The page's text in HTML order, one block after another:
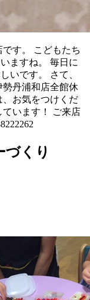
す。 こどもたち
ますね。 毎日に
いです。 さて、
勢丹浦和店全館休
お気をつけくだ
います！ ご来店
くり